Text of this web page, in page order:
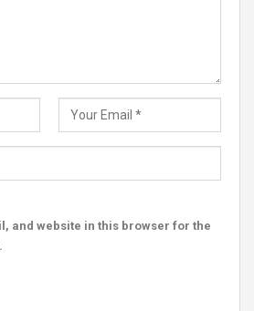
and website in this browser for the